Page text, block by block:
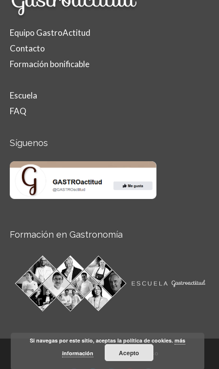
Equipo GastroActitud
Contacto
Formación bonificable
Escuela
FAQ
Síguenos
Formación en Gastronomía
Aviso legal Condiciones de Uso
Si navegas por este sitio, aceptas la política de cookies.más
información
Acepto